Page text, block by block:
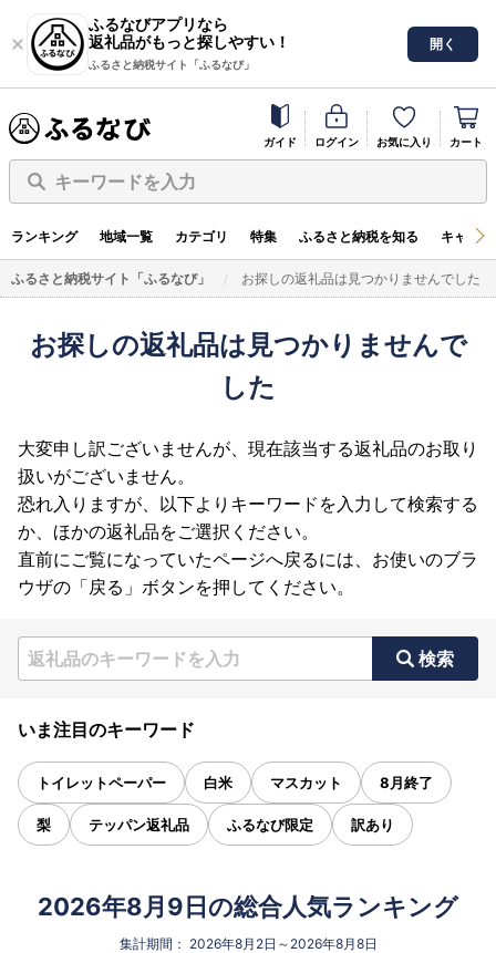
ふるなびアプリなら
返礼品がもっと探しやすい！
ふるさと納税サイト「ふるなび」
開く
ガイド ログイン お気に入り カート
キーワードを入力
ランキング 地域一覧 カテゴリ 特集 ふるさと納税を知る キャン
ふるさと納税サイト「ふるなび」 お探しの返礼品は見つかりませんでした
お探しの返礼品は見つかりませんで
した
大変申し訳ございませんが、現在該当する返礼品のお取り
扱いがございません。
恐れ入りますが、以下よりキーワードを入力して検索する
か、ほかの返礼品をご選択ください。
直前にご覧になっていたページへ戻るには、お使いのブラ
ウザの「戻る」ボタンを押してください。
検索
いま注目のキーワード
トイレットペーパー 白米 マスカット 8月終了
梨 テッパン返礼品 ふるなび限定 訳あり
2026年8月9日の総合人気ランキング
集計期間： 2026年8月2日～2026年8月8日